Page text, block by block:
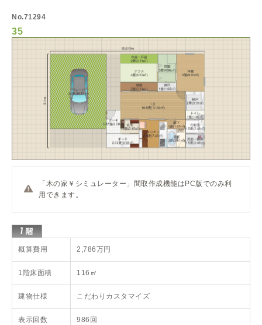
No.71294
35
「木の家￥シミュレーター」間取作成機能はPC版でのみ利
用できます。
概算費用 2,786万円
1階床面積 116㎡
建物仕様 こだわりカスタマイズ
表示回数 986回